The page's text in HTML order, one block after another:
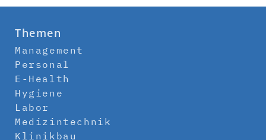
Themen
Management
Personal
E-Health
Hygiene
Labor
Medizintechnik
Klinikbau